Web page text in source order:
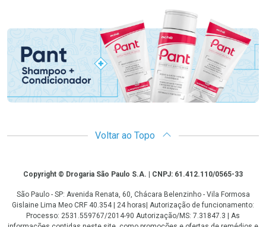
Voltar ao Topo
CopyrightCopyright © Drogaria São Paulo S.A. | CNPJ: 61.412.110/0565-33
São Paulo - SP: Avenida Renata, 60, Chácara Belenzinho - Vila Formosa
Gislaine Lima Meo CRF 40.354 | 24 horas| Autorização de funcionamento:
Processo: 2531.559767/2014-90 Autorização/MS: 7.31847.3 | As